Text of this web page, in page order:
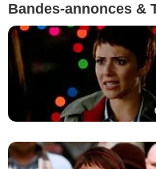
Bandes-annonces &